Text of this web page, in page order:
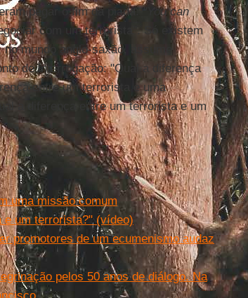
pegar o fim da piada:"You can
com um terrorista". Só existem
mundo anglo-saxão, assume
de interrogação: "Qual a diferença
entre um terrorista e uma
a diferença entre um terrorista e um
uma missão comum
e um terrorista?" (vídeo)
promotores de um ecumenismo audaz
pelos 50 anos de diálogo. Na